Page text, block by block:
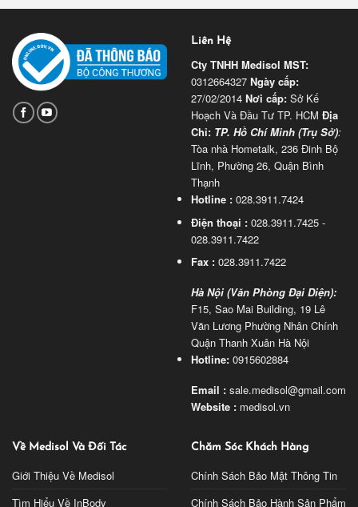
Liên Hệ
Cty TNHH Medisol MST:
0312664327 Ngày cấp:
27/02/2014 Nơi cấp: Sở Kế
Hoạch Và Đầu Tư TP. HCM Địa
Chỉ: TP. Hồ Chí Minh (Trụ Sở):
Tòa nhà Hometalk, 236 Đinh Bộ
Lĩnh, Phường 26, Quận Bình
Thạnh
Hotline : 028.3911.7424
Điện thoại : 028.3911.7425 -
028.3911.7422
Fax : 028.3911.7422
Hà Nội (Văn Phòng Đại Diện):
F15, Sao Mai Building, 19 Lê
Văn Lương Phường Nhân Chính
Quận Thanh Xuân Hà Nội
Hotline: 0915602884
Email : sale.medisol@gmail.com
Website : medisol.vn
Về Medisol Và Đối Tác
Giới Thiệu Về Medisol
Tìm Hiểu Về InBody
Chăm Sóc Khách Hàng
Chính Sách Bảo Mật Thông Tin
Chính Sách Bảo Hành Sản Phẩm